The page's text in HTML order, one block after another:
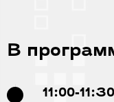
В
11:00-11:30